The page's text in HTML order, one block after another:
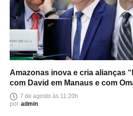
Amazonas inova e cria alianças
com David em Manaus e com
7 de agosto às 11:20h
por admin